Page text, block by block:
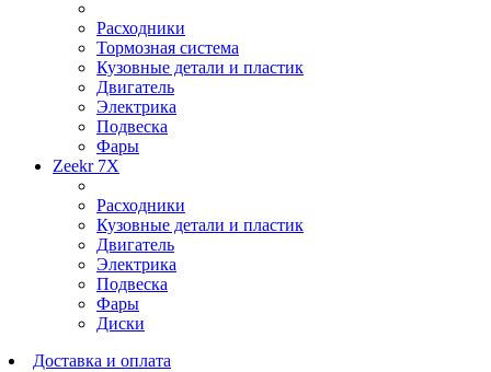
Расходники
Тормозная система
Кузовные детали и пластик
Двигатель
Электрика
Подвеска
Фары
Zeekr 7X
Расходники
Кузовные детали и пластик
Двигатель
Электрика
Подвеска
Фары
Диски
Доставка и оплата